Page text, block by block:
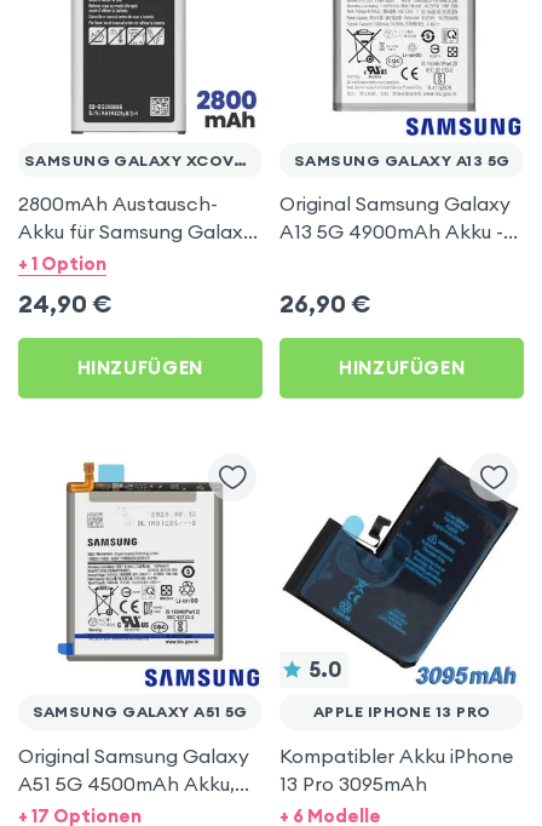
SAMSUNG GALAXY XCOVER 4 / 4S
2800mAh Austausch-
Akku für Samsung Galaxy
Xcover 4 und 4s
+ 1 Option
24,90 €
HINZUFÜGEN
SAMSUNG GALAXY A13 5G
Original Samsung Galaxy
A13 5G 4900mAh Akku -
26,90 €
HINZUFÜGEN
SAMSUNG GALAXY A51 5G
Original Samsung Galaxy
A51 5G 4500mAh Akku,
EB-BA516ABY
+ 17 Optionen
5.0
APPLE IPHONE 13 PRO
Kompatibler Akku iPhone
13 Pro 3095mAh
+ 6 Modelle